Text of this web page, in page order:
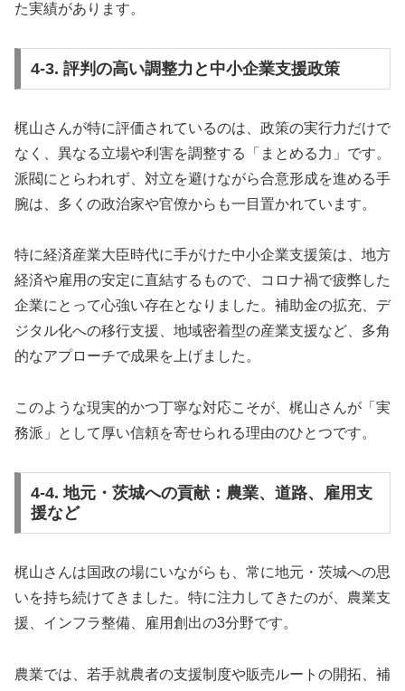
た実績があります。
4-3. 評判の高い調整力と中小企業支援政策
梶山さんが特に評価されているのは、政策の実行力だけで
なく、異なる立場や利害を調整する「まとめる力」です。
派閥にとらわれず、対立を避けながら合意形成を進める手
腕は、多くの政治家や官僚からも一目置かれています。
特に経済産業大臣時代に手がけた中小企業支援策は、地方
経済や雇用の安定に直結するもので、コロナ禍で疲弊した
企業にとって心強い存在となりました。補助金の拡充、デ
ジタル化への移行支援、地域密着型の産業支援など、多角
的なアプローチで成果を上げました。
このような現実的かつ丁寧な対応こそが、梶山さんが「実
務派」として厚い信頼を寄せられる理由のひとつです。
4-4. 地元・茨城への貢献：農業、道路、雇用支
援など
梶山さんは国政の場にいながらも、常に地元・茨城への思
いを持ち続けてきました。特に注力してきたのが、農業支
援、インフラ整備、雇用創出の3分野です。
農業では、若手就農者の支援制度や販売ルートの開拓、補